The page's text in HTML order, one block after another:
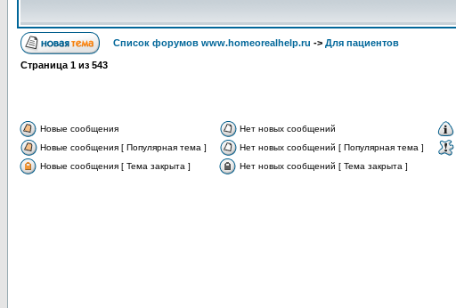
Список форумов www.homeorealhelp.ru -> Для пациентов
Страница 1 из 543
Новые сообщения Нет новых сообщений
Новые сообщения [ Популярная тема ]
Нет новых сообщений [ Популярная тема ]
Новые сообщения [ Тема закрыта ]
Нет новых сообщений [ Тема закрыта ]